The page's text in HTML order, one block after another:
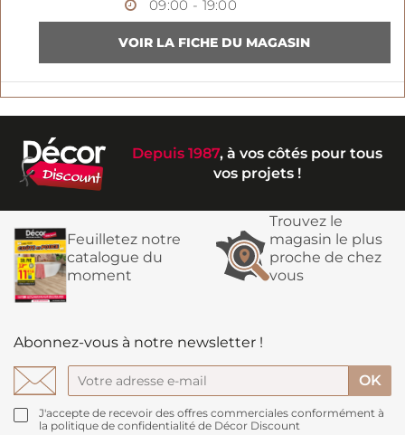
09:00 - 19:00
Depuis 1987, à vos côtés pour tous
vos projets !
Feuilletez notre
catalogue du
moment
Trouvez le
magasin le plus
proche de chez
vous
Abonnez-vous à notre newsletter !
J'accepte de recevoir des offres commerciales conformément à
la politique de confidentialité de Décor Discount